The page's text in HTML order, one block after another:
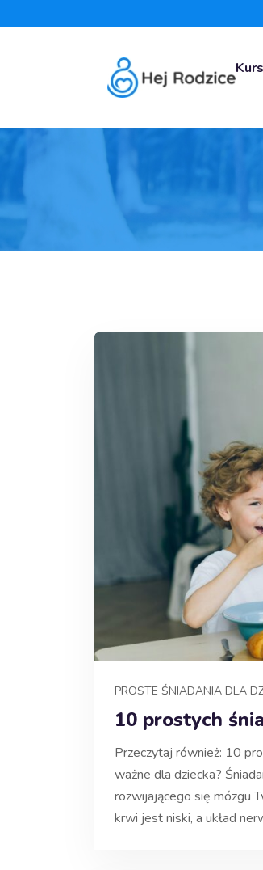
PROSTE ŚNIADANIA DLA
10 prostych
Przeczytaj również: 10
ważne dla dziecka?
rozwijającego się mózgu
krwi jest niski, a układ